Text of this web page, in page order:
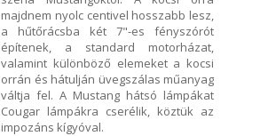
majdnem nyolc centivel hosszabb lesz,
a hűtőrácsba két 7"-es fényszórót
építenek, a standard motorházat,
valamint különböző elemeket a kocsi
orrán és hátulján üvegszálas műanyag
váltja fel. A Mustang hátsó lámpákat
Cougar lámpákra cserélik, köztük az
impozáns kígyóval.